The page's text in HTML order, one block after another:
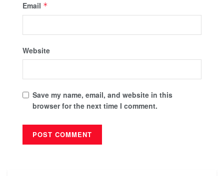
Email *
Website
Save my name, email, and website in this
browser for the next time I comment.